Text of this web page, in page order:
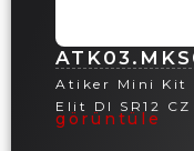
Atiker Mini Kit
Elit DI SR12 CZ
görüntüle